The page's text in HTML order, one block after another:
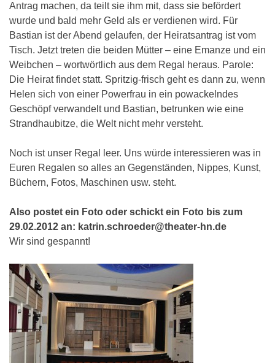
Antrag machen, da teilt sie ihm mit, dass sie befördert
wurde und bald mehr Geld als er verdienen wird. Für
Bastian ist der Abend gelaufen, der Heiratsantrag ist vom
Tisch. Jetzt treten die beiden Mütter – eine Emanze und ein
Weibchen – wortwörtlich aus dem Regal heraus. Parole:
Die Heirat findet statt. Spritzig-frisch geht es dann zu, wenn
Helen sich von einer Powerfrau in ein powackelndes
Geschöpf verwandelt und Bastian, betrunken wie eine
Strandhaubitze, die Welt nicht mehr versteht.
Noch ist unser Regal leer. Uns würde interessieren was in
Euren Regalen so alles an Gegenständen, Nippes, Kunst,
Büchern, Fotos, Maschinen usw. steht.
Also postet ein Foto oder schickt ein Foto bis zum
29.02.2012 an: katrin.schroeder@theater-hn.de
Wir sind gespannt!